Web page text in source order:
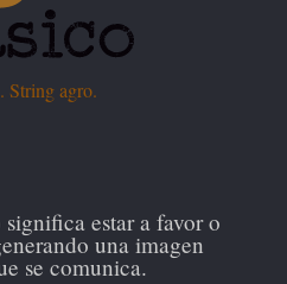
String agro.
estar a favor o
una imagen
se comunica.